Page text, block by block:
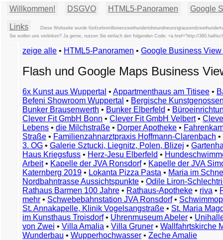
Willkommen! DSGVO HTML5-Panoramen Google
Links
Diese Webseite wurde
Sie wollen uns verlinken? Ja gerne, nutzen Sie einfach den folgenden Code: <a href="http://
zeige alle • HTML5-Panoramen • Google Business
Flash und Google Maps Business
6x Kunst aus Wuppertal • Appartmenthaus am Titisee •
Befeni Showroom Wuppertal • Bergische
Bunker Brausenwerth • Bunker Elberfeld •
Clever Fit GmbH Bonn • Clever Fit GmbH Velbert•
Lebens • die Milchstraße • Dorper Apotheke •
Straße • Familienzahnarztpraxis Hoffmann-Clarenbach •
3. OG • Galerie Sztucki, Liegnitz, Polen, Blizej •
Haus Kriegsfuss • Herz-Jesu Elberfeld •
Arbeit• Kapelle der JVA Ronsdorf• Kapelle der JVA
Katernberg 2019 • Lokanta Pizza Pasta • Maria im
Nordbahntrasse Aussichtspunkte • Odile Liron-
Rathaus Barmen 100 Jahre • Rathaus-Apotheke • riva •
mehr • Schwebebahnstation JVA Ronsdorf•
St. Annakapelle, Klinik Vogelsangstraße • St. Maria
im Kunsthaus Troisdorf• Uhrenmuseum Abeler •
von Zwei • Villa Amalia • Villa Gruner • Wallfahrtskirche
Wunderbau • Wupperhochwasser • Zeche Amalie